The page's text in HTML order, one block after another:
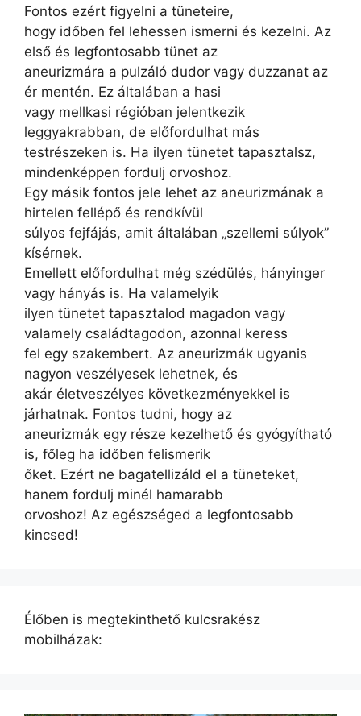
Fontos ezért figyelni a tüneteire,
hogy időben fel lehessen ismerni és kezelni. Az
első és legfontosabb tünet az
aneurizmára a pulzáló dudor vagy duzzanat az
ér mentén. Ez általában a hasi
vagy mellkasi régióban jelentkezik
leggyakrabban, de előfordulhat más
testrészeken is. Ha ilyen tünetet tapasztalsz,
mindenképpen fordulj orvoshoz.
Egy másik fontos jele lehet az aneurizmának a
hirtelen fellépő és rendkívül
súlyos fejfájás, amit általában „szellemi súlyok”
kísérnek.
Emellett előfordulhat még szédülés, hányinger
vagy hányás is. Ha valamelyik
ilyen tünetet tapasztalod magadon vagy
valamely családtagodon, azonnal keress
fel egy szakembert. Az aneurizmák ugyanis
nagyon veszélyesek lehetnek, és
akár életveszélyes következményekkel is
járhatnak. Fontos tudni, hogy az
aneurizmák egy része kezelhető és gyógyítható
is, főleg ha időben felismerik
őket. Ezért ne bagatellizáld el a tüneteket,
hanem fordulj minél hamarabb
orvoshoz! Az egészséged a legfontosabb
kincsed!
Élőben is megtekinthető kulcsrakész
mobilházak: